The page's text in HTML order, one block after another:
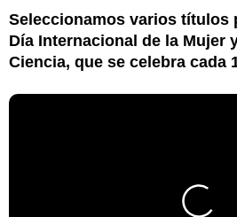
Seleccionamos varios títulos
Día Internacional de la Mujer
Ciencia, que se celebra cada